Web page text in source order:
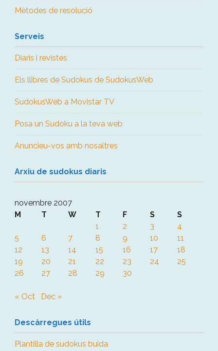
Mètodes de resolució
Serveis
Diaris i revistes
Els llibres de Sudokus de SudokusWeb
SudokusWeb a Movistar TV
Posa un Sudoku a la teva web
Anuncieu-vos amb nosaltres
Arxiu de sudokus diaris
novembre 2007
M
T W T F S
S
1
2 3
4
5
6 7 8 9 10
11
12
13 14 15 16 17
18
19
20 21 22 23 24
25
26
27 28 29 30
« Oct Dec »
Descàrregues útils
Plantilla de sudokus buida